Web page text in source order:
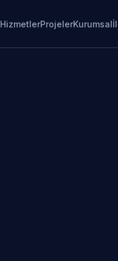
HizmetlerProjelerKurumsal